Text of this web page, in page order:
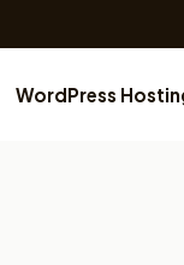
WordPress